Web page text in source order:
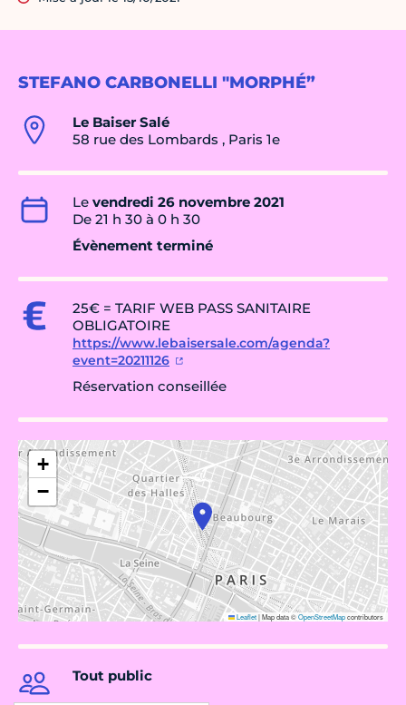
STEFANO CARBONELLI "MORPHÉ”
Le Baiser Salé
58 rue des Lombards , Paris 1e
Le vendredi 26 novembre 2021
De 21 h 30 à 0 h 30
Évènement terminé
25€ = TARIF WEB PASS SANITAIRE
OBLIGATOIRE
https://www.lebaisersale.com/agenda?
event=20211126
Réservation conseillée
+
−
Leaflet|Map data ©OpenStreetMapcontributors
Tout public